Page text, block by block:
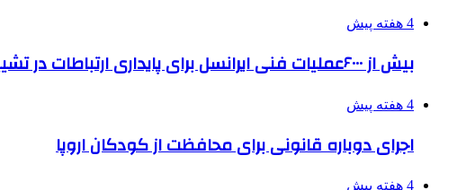
4 هفته پیش
بیش از ۶۰۰۰عملیات فنی ایرانسل برای پایداری ارتباطات در تشییع رهبر شهید
4 هفته پیش
اجرای دوباره قانونی برای محافظت از کودکان اروپا
4 هفته پیش